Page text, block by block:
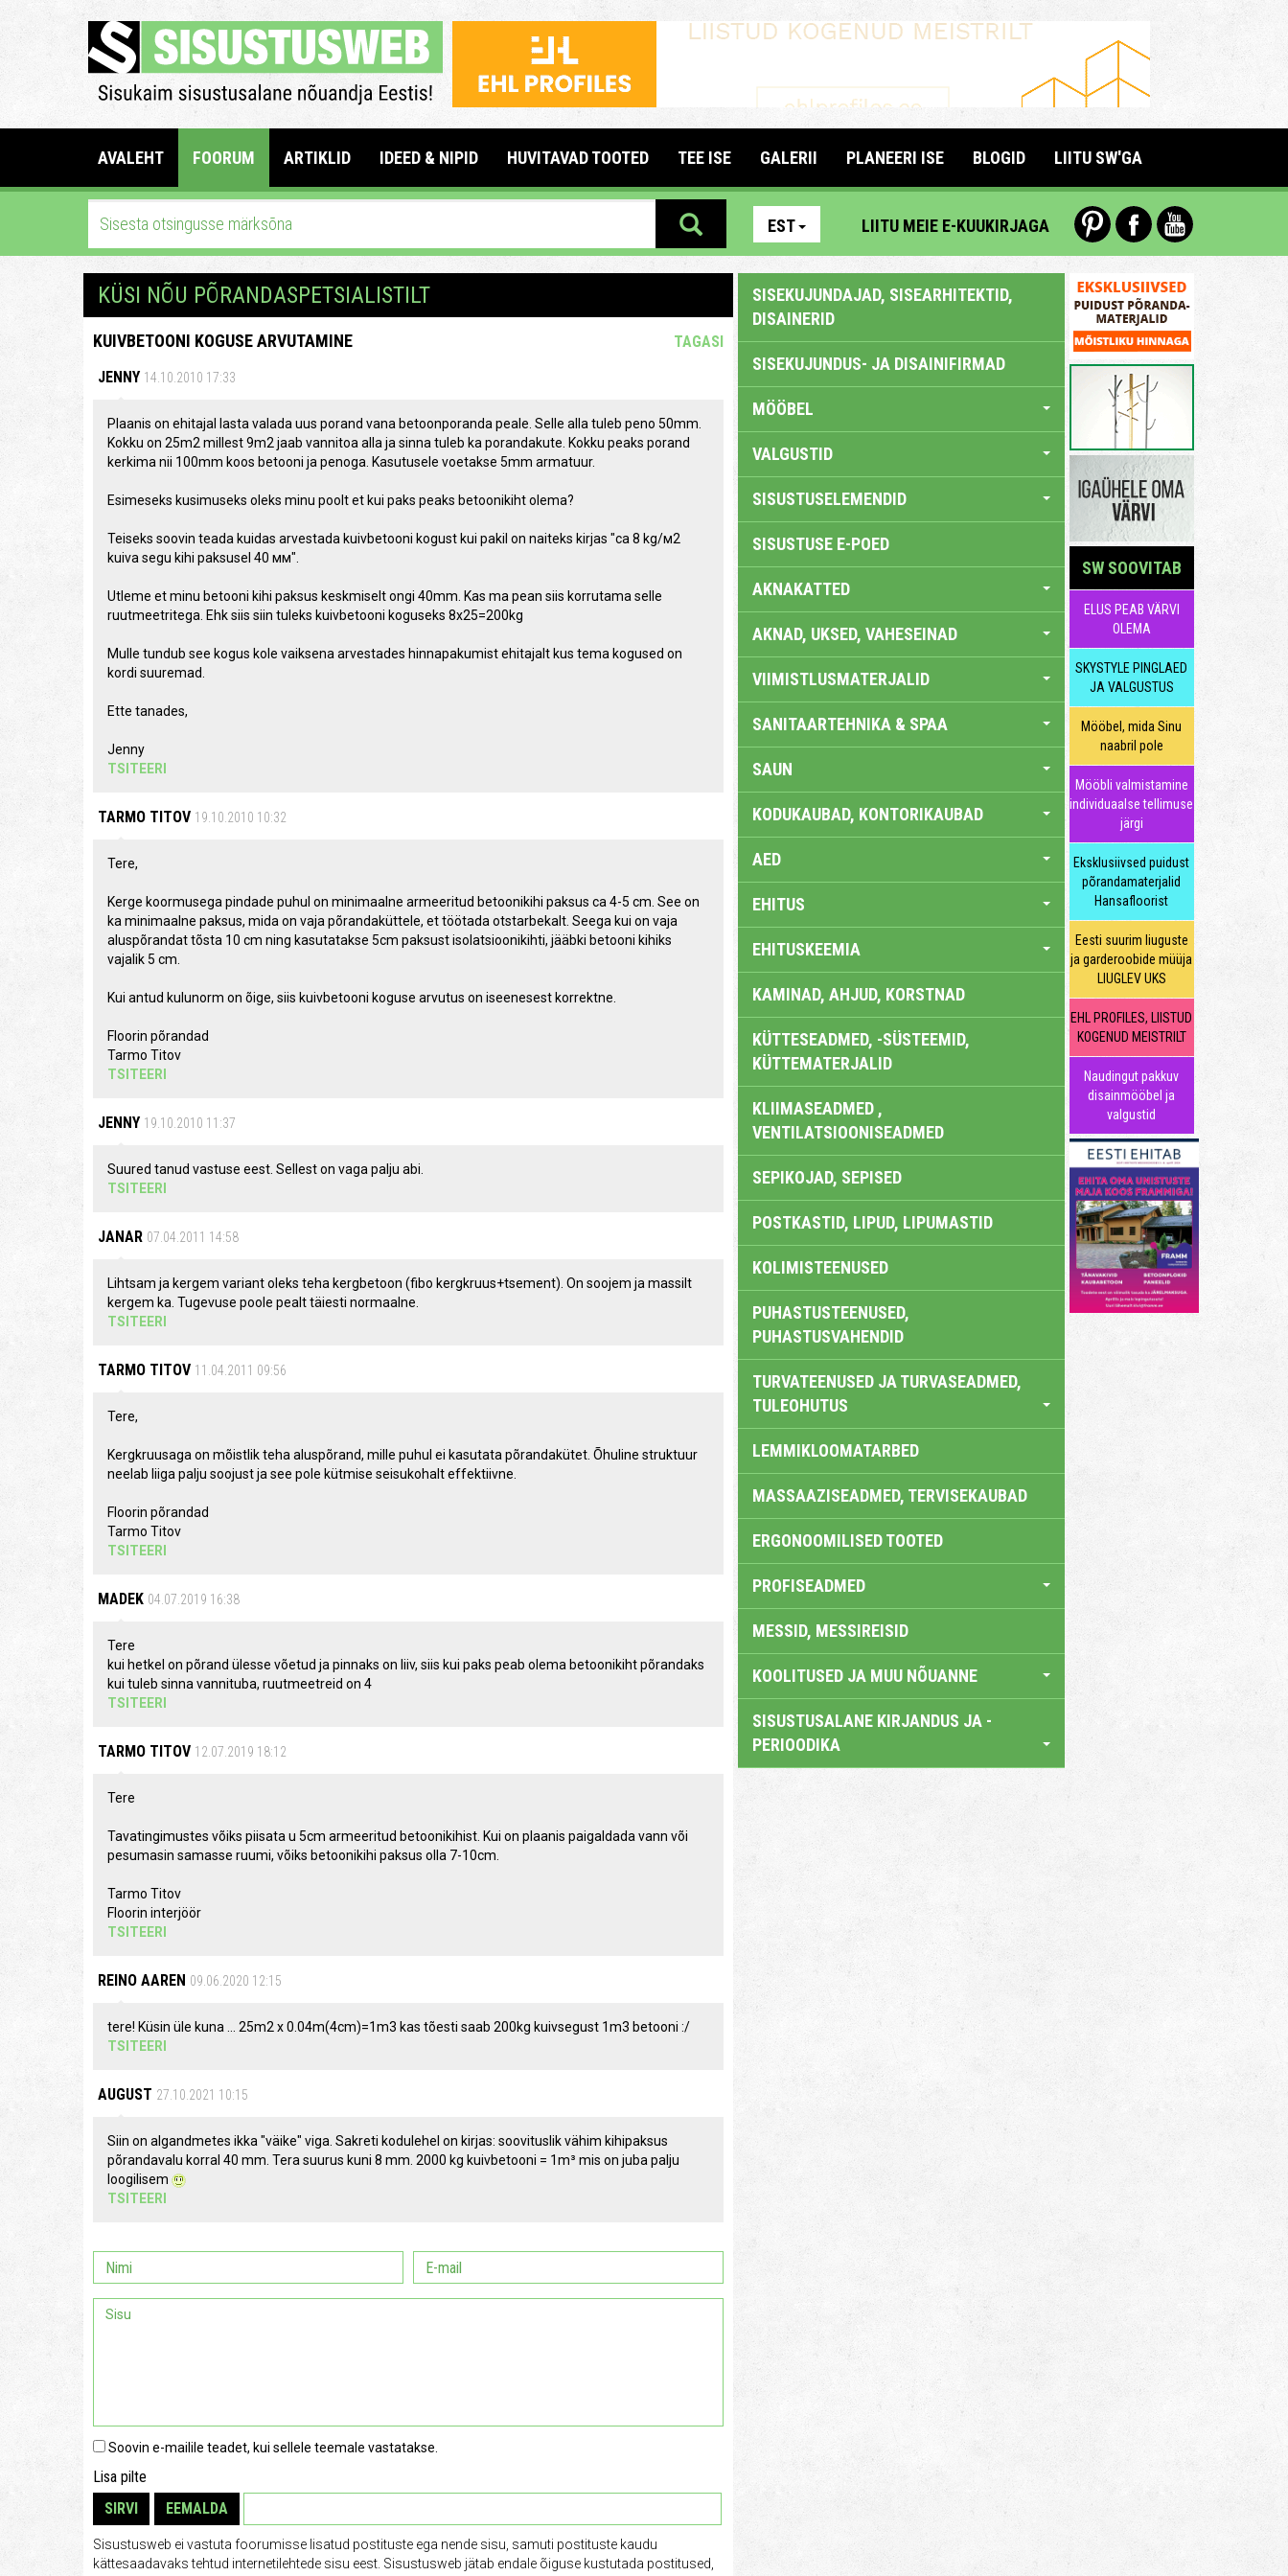
AVALEHT FOORUM ARTIKLID IDEED & NIPID HUVITAVAD TOOTED TEE ISE GALERII PLANEERI ISE BLOGID LIITU SW'GA
EST LIITU MEIE E-KUUKIRJAGA
KÜSI NÕU PÕRANDASPETSIALISTILT
KUIVBETOONI KOGUSE ARVUTAMINE
TAGASI
JENNY 14.10.2010 17:33
Plaanis on ehitajal lasta valada uus porand vana betoonporanda peale. Selle alla tuleb peno 50mm.
Kokku on 25m2 millest 9m2 jaab vannitoa alla ja sinna tuleb ka porandakute. Kokku peaks porand
kerkima nii 100mm koos betooni ja penoga. Kasutusele voetakse 5mm armatuur.
Esimeseks kusimuseks oleks minu poolt et kui paks peaks betoonikiht olema?
Teiseks soovin teada kuidas arvestada kuivbetooni kogust kui pakil on naiteks kirjas "ca 8 kg/м2
kuiva segu kihi paksusel 40 мм".
Utleme et minu betooni kihi paksus keskmiselt ongi 40mm. Kas ma pean siis korrutama selle
ruutmeetritega. Ehk siis siin tuleks kuivbetooni koguseks 8x25=200kg
Mulle tundub see kogus kole vaiksena arvestades hinnapakumist ehitajalt kus tema kogused on
kordi suuremad.
Ette tanades,
Jenny
TSITEERI
TARMO TITOV 19.10.2010 10:32
Tere,
Kerge koormusega pindade puhul on minimaalne armeeritud betoonikihi paksus ca 4-5 cm. See on
ka minimaalne paksus, mida on vaja põrandaküttele, et töötada otstarbekalt. Seega kui on vaja
aluspõrandat tõsta 10 cm ning kasutatakse 5cm paksust isolatsioonikihti, jääbki betooni kihiks
vajalik 5 cm.
Kui antud kulunorm on õige, siis kuivbetooni koguse arvutus on iseenesest korrektne.
Floorin põrandad
Tarmo Titov
TSITEERI
JENNY 19.10.2010 11:37
Suured tanud vastuse eest. Sellest on vaga palju abi.
TSITEERI
JANAR 07.04.2011 14:58
Lihtsam ja kergem variant oleks teha kergbetoon (fibo kergkruus+tsement). On soojem ja massilt
kergem ka. Tugevuse poole pealt täiesti normaalne.
TSITEERI
TARMO TITOV 11.04.2011 09:56
Tere,
Kergkruusaga on mõistlik teha aluspõrand, mille puhul ei kasutata põrandakütet. Õhuline struktuur
neelab liiga palju soojust ja see pole kütmise seisukohalt effektiivne.
Floorin põrandad
Tarmo Titov
TSITEERI
MADEK 04.07.2019 16:38
Tere
kui hetkel on põrand ülesse võetud ja pinnaks on liiv, siis kui paks peab olema betoonikiht põrandaks
kui tuleb sinna vannituba, ruutmeetreid on 4
TSITEERI
TARMO TITOV 12.07.2019 18:12
Tere
Tavatingimustes võiks piisata u 5cm armeeritud betoonikihist. Kui on plaanis paigaldada vann või
pesumasin samasse ruumi, võiks betoonikihi paksus olla 7-10cm.
Tarmo Titov
Floorin interjöör
TSITEERI
REINO AAREN 09.06.2020 12:15
tere! Küsin üle kuna ... 25m2 x 0.04m(4cm)=1m3 kas tõesti saab 200kg kuivsegust 1m3 betooni :/
TSITEERI
AUGUST 27.10.2021 10:15
Siin on algandmetes ikka "väike" viga. Sakreti kodulehel on kirjas: soovituslik vähim kihipaksus
põrandavalu korral 40 mm. Tera suurus kuni 8 mm. 2000 kg kuivbetooni = 1m³ mis on juba palju
loogilisem
TSITEERI
Soovin e-mailile teadet, kui sellele teemale vastatakse.
Lisa pilte
SIRVI
EEMALDA
Sisustusweb ei vastuta foorumisse lisatud postituste ega nende sisu, samuti postituste kaudu
kättesaadavaks tehtud internetilehtede sisu eest. Sisustusweb jätab endale õiguse kustutada postitused,
SISEKUJUNDAJAD, SISEARHITEKTID,
DISAINERID
SISEKUJUNDUS- JA DISAINIFIRMAD
MÖÖBEL
VALGUSTID
SISUSTUSELEMENDID
SISUSTUSE E-POED
AKNAKATTED
AKNAD, UKSED, VAHESEINAD
VIIMISTLUSMATERJALID
SANITAARTEHNIKA & SPAA
SAUN
KODUKAUBAD, KONTORIKAUBAD
AED
EHITUS
EHITUSKEEMIA
KAMINAD, AHJUD, KORSTNAD
KÜTTESEADMED, -SÜSTEEMID,
KÜTTEMATERJALID
KLIIMASEADMED ,
VENTILATSIOONISEADMED
SEPIKOJAD, SEPISED
POSTKASTID, LIPUD, LIPUMASTID
KOLIMISTEENUSED
PUHASTUSTEENUSED,
PUHASTUSVAHENDID
TURVATEENUSED JA TURVASEADMED,
TULEOHUTUS
LEMMIKLOOMATARBED
MASSAAZISEADMED, TERVISEKAUBAD
ERGONOOMILISED TOOTED
PROFISEADMED
MESSID, MESSIREISID
KOOLITUSED JA MUU NÕUANNE
SISUSTUSALANE KIRJANDUS JA -
PERIOODIKA
SW SOOVITAB
ELUS PEAB VÄRVI
OLEMA
SKYSTYLE PINGLAED
JA VALGUSTUS
Mööbel, mida Sinu
naabril pole
Mööbli valmistamine
individuaalse tellimuse
järgi
Eksklusiivsed puidust
põrandamaterjalid
Hansafloorist
Eesti suurim liuguste
ja garderoobide müüja
LIUGLEV UKS
EHL PROFILES, LIISTUD
KOGENUD MEISTRILT
Naudingut pakkuv
disainmööbel ja
valgustid